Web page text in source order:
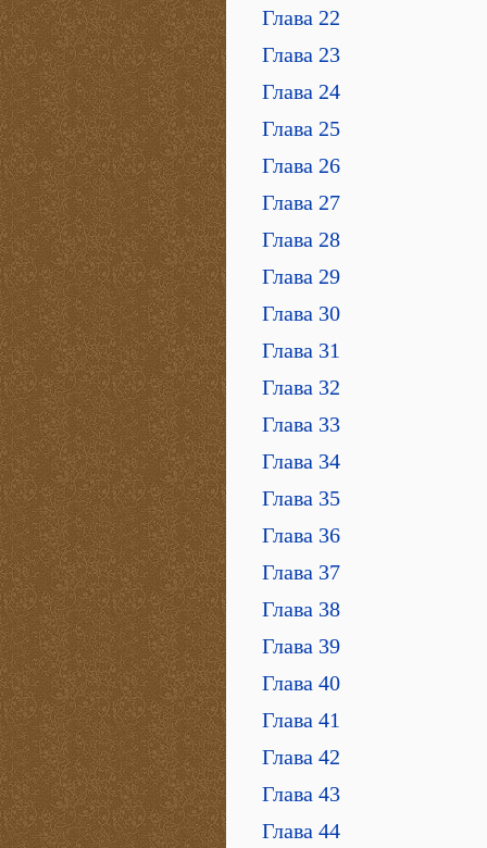
Глава 22
Глава 23
Глава 24
Глава 25
Глава 26
Глава 27
Глава 28
Глава 29
Глава 30
Глава 31
Глава 32
Глава 33
Глава 34
Глава 35
Глава 36
Глава 37
Глава 38
Глава 39
Глава 40
Глава 41
Глава 42
Глава 43
Глава 44